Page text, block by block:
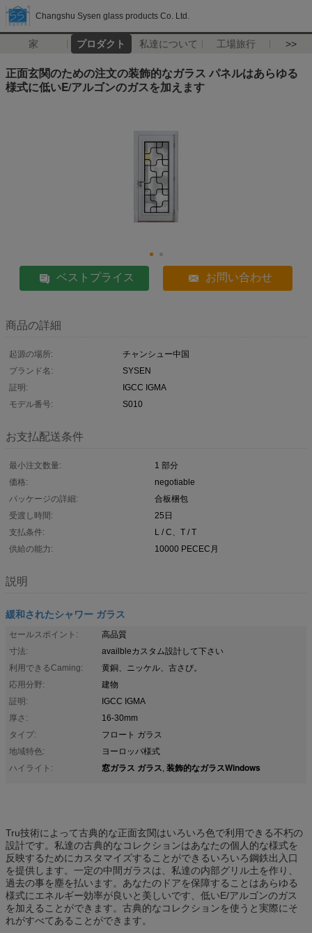
Changshu Sysen glass products Co. Ltd.
家 プロダクト 私達について 工場旅行 >>
正面玄関のための注文の装飾的なガラス パネルはあらゆる
様式に低いE/アルゴンのガスを加えます
ベストプライス お問い合わせ
商品の詳細
起源の場所:
チャンシュー中国
ブランド名:
SYSEN
証明:
IGCC IGMA
モデル番号:
S010
お支払配送条件
最小注文数量:
1 部分
価格:
negotiable
パッケージの詳細:
合板梱包
受渡し時間:
25日
支払条件:
L / C、T / T
供給の能力:
10000 PECEC月
説明
緩和されたシャワー ガラス
セールスポイント:
高品質
寸法:
availbleカスタム設計して下さい
利用できるCaming:
黄銅、ニッケル、古さび。
応用分野:
建物
証明:
IGCC IGMA
厚さ:
16-30mm
タイプ:
フロート ガラス
地域特色:
ヨーロッパ様式
ハイライト:
窓ガラス ガラス, 装飾的なガラスWindows
Tru技術によって古典的な正面玄関はいろいろ色で利用できる不朽の
設計です。私達の古典的なコレクションはあなたの個人的な様式を
反映するためにカスタマイズすることができるいろいろ鋼鉄出入口
を提供します。一定の中間ガラスは、私達の内部グリル土を作り、
過去の事を塵を払います。あなたのドアを保障することはあらゆる
様式にエネルギー効率が良いと美しいです、低いE/アルゴンのガス
を加えることができます。古典的なコレクションを使うと実際にそ
れがすべてあることができます。